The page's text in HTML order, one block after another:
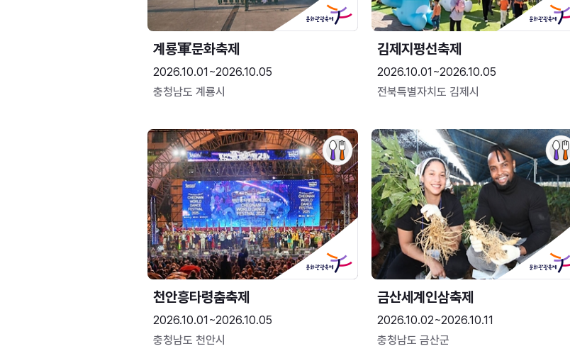
2026.10.01~2026.10.05
충청남도 계룡시
김제지평선축제
2026.10.01~2026.10.05
전북특별자치도 김제시
천안흥타령춤축제
2026.10.01~2026.10.05
충청남도 천안시
금산세계인삼축제
2026.10.02~2026.10.11
충청남도 금산군